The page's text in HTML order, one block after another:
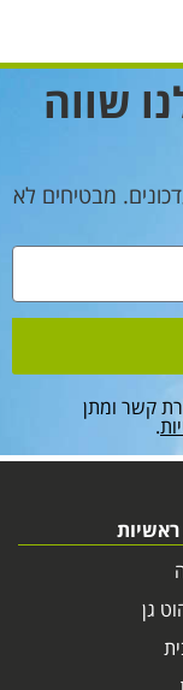
שווה
מבטיחים לא
קשר ומתן
.
ראשיות
גן